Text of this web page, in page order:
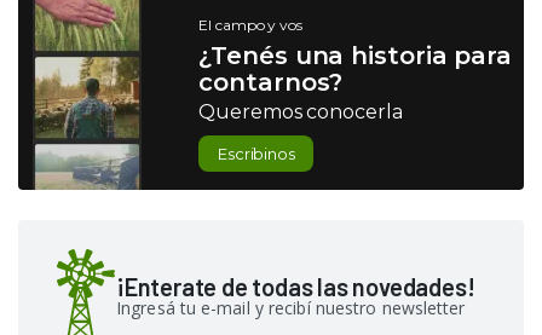
El campo y vos
¿Tenés una historia para
contarnos?
Queremos conocerla
Escribinos
¡Enterate de todas las novedades!
Ingresá tu e-mail y recibí nuestro newsletter